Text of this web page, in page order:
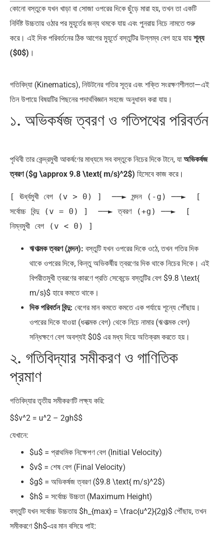
কোনো বস্তুকে যখন খাড়া বা সোজা ওপরের দিকে ছুঁড়ে মারা হয়, তখন তা একটি
নির্দিষ্ট উচ্চতায় ওঠার পর মুহূর্তের জন্য থমকে যায় এবং পুনরায় নিচে নামতে শুরু
করে। এই দিক পরিবর্তনের ঠিক আগের মুহূর্তে বস্তুটির উল্লম্ব বেগ হয়ে যায় শূন্য
($0$) ।
গতিবিদ্যা (Kinematics), নিউটনের গতির সূত্র এবং শক্তি সংরক্ষণশীলতা—এই
তিন উপায়ে বিষয়টির পিছনের পদার্থবিজ্ঞান সহজে অনুধাবন করা যায়।
১. অভিকর্ষজ ত্বরণ ও গতিপথের পরিবর্তন
পৃথিবী তার কেন্দ্রমুখী আকর্ষণের মাধ্যমে সব বস্তুকে নিচের দিকে টানে, যা অভিকর্ষজ
ত্বরণ ($g \approx 9.8 \text{ m/s}^2$) হিসেবে কাজ করে।
[ ঊর্ধ্বমুখী বেগ (v > 0) ]  ──► মন্দন (-g) ──►  [
সর্বোচ্চ বিন্দু (v = 0) ]  ──► ত্বরণ (+g) ──►  [
ঋণাত্মক ত্বরণ (মন্দন): বস্তুটি যখন ওপরের দিকে ওঠে, তখন গতির দিক
থাকে ওপরের দিকে, কিন্তু অভিকর্ষীয় ত্বরণের দিক থাকে নিচের দিকে। এই
বিপরীতমুখী ত্বরণের কারণে প্রতি সেকেন্ডে বস্তুটির বেগ $9.8 \text{
m/s}$ হারে কমতে থাকে।
দিক পরিবর্তন বিন্দু: বেগের মান কমতে কমতে এক পর্যায়ে শূন্যে পৌঁছায়।
ওপরের দিকে যাওয়া (ধনাত্মক বেগ) থেকে নিচে নামার (ঋণাত্মক বেগ)
সন্ধিক্ষণে বেগ অবশ্যই $0$ এর মধ্য দিয়ে অতিক্রম করতে হয়।
২. গতিবিদ্যার সমীকরণ ও গাণিতিক
প্রমাণ
গতিবিদ্যার তৃতীয় সমীকরণটি লক্ষ্য করি:
$$v^2 = u^2 – 2gh$$
যেখানে:
$u$ = প্রাথমিক নিক্ষেপণ বেগ (Initial Velocity)
$v$ = শেষ বেগ (Final Velocity)
$g$ = অভিকর্ষজ ত্বরণ ($9.8 \text{ m/s}^2$)
$h$ = সর্বোচ্চ উচ্চতা (Maximum Height)
বস্তুটি যখন সর্বোচ্চ উচ্চতায় $h_{max} = \frac{u^2}{2g}$ পৌঁছায়, তখন
সমীকরণে $h$-এর মান বসিয়ে পাই: